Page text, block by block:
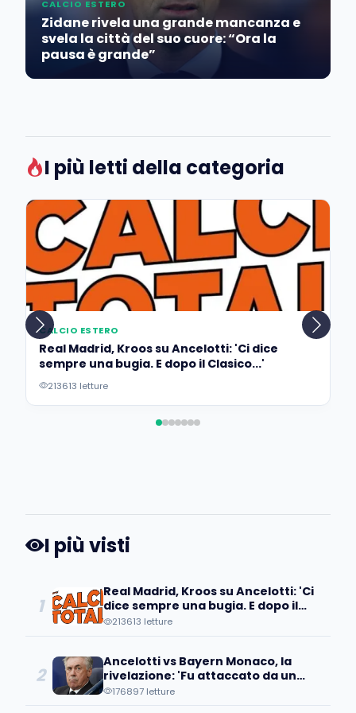
CALCIO ESTERO
Zidane rivela una grande mancanza e
svela la città del suo cuore: “Ora la
pausa è grande”
I più letti della categoria
CALCIO ESTERO
Real Madrid, Kroos su Ancelotti: 'Ci dice
sempre una bugia. E dopo il Clasico...'
213613 letture
I più visti
1
Real Madrid, Kroos su Ancelotti: 'Ci
dice sempre una bugia. E dopo il
Clasico...'
213613 letture
2
Ancelotti vs Bayern Monaco, la
rivelazione: 'Fu attaccato da un
senatore, disse che suo figlio...'
176897 letture